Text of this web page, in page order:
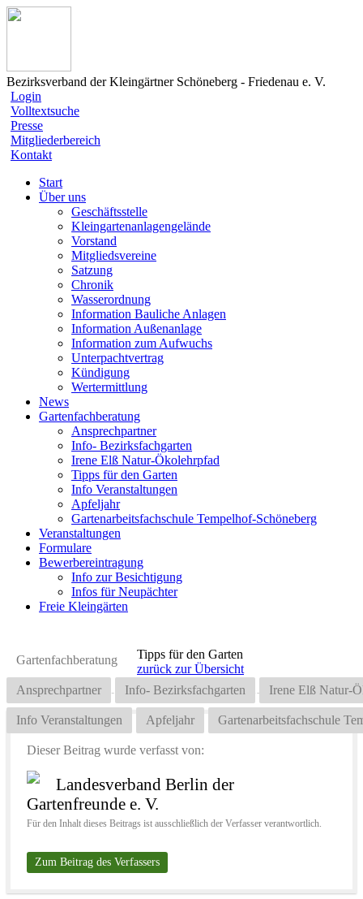
Bezirksverband der Kleingärtner Schöneberg - Friedenau e. V.
Login
Volltextsuche
Presse
Mitgliederbereich
Kontakt
Start
Über uns
Geschäftsstelle
Kleingartenanlagengelände
Vorstand
Mitgliedsvereine
Satzung
Chronik
Wasserordnung
Information Bauliche Anlagen
Information Außenanlage
Information zum Aufwuchs
Unterpachtvertrag
Kündigung
Wertermittlung
News
Gartenfachberatung
Ansprechpartner
Info- Bezirksfachgarten
Irene Elß Natur-Ökolehrpfad
Tipps für den Garten
Info Veranstaltungen
Apfeljahr
Gartenarbeitsfachschule Tempelhof-Schöneberg
Veranstaltungen
Formulare
Bewerbereintragung
Info zur Besichtigung
Infos für Neupächter
Freie Kleingärten
Gartenfachberatung
Ansprechpartner Info- Bezirksfachgarten Irene Elß Natur-
Info Veranstaltungen Apfeljahr Gartenarbeitsfachschule
Tipps für den Garten
zurück zur Übersicht
Dieser Beitrag wurde verfasst von:
Landesverband Berlin der
Gartenfreunde e. V.
Für den Inhalt dieses Beitrags ist ausschließlich der Verfasser verantwortlich.
Zum Beitrag des Verfassers